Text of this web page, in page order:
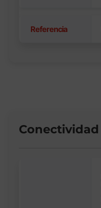
Referencia
Conectividad